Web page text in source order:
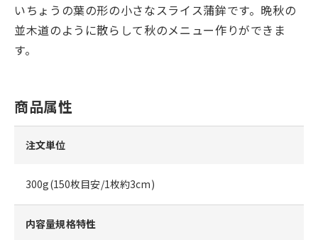
いちょうの葉の形の小さなスライス蒲鉾です。晩秋の
並木道のように散らして秋のメニュー作りができま
す。
商品属性
注文単位
300g(150枚目安/1枚約3cm)
内容量規格特性